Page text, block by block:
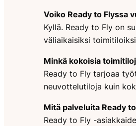
Voiko Ready to Flyssa
Kyllä. Ready to Fly on
väliaikaisiksi
Minkä kokoisia
Ready to Fly tarjoaa
neuvottelutiloja kuin
Mitä palveluita Ready
Ready to Fly -